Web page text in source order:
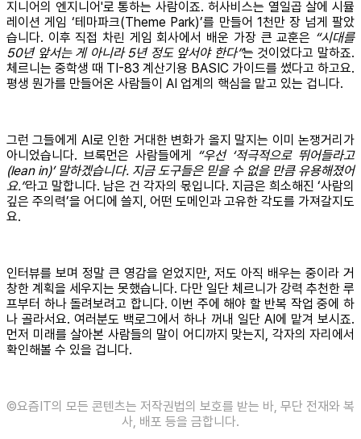
지니어의 엔지니어'로 통하는 사람이죠. 허사비스는 열일곱 살에 시뮬
레이션 게임 ‘테마파크(Theme Park)’를 만들어 1천만 장 넘게 팔았
습니다. 이후 직접 차린 게임 회사에서 배운 가장 큰 교훈은 “시대를
50년 앞서는 게 아니라 5년 정도 앞서야 한다”는 것이었다고 말하죠.
체르니는 중학생 때 TI-83 계산기용 BASIC 가이드를 썼다고 하고요.
평생 뭔가를 만들어온 사람들이 AI 업계의 핵심을 맡고 있는 겁니다.
그런 그들에게 AI로 인한 거대한 변화가 올지 말지는 이미 논쟁거리가
아니었습니다. 브록먼은 사람들에게 “우선 ‘적극적으로 뛰어들라고
(lean in)’ 말하겠습니다. 지금 도구들은 믿을 수 없을 만큼 유용해졌어
요.”라고 말합니다. 남은 건 각자의 몫입니다. 지금은 희소해진 ‘사람의
깊은 주의력’을 어디에 쓸지, 어떤 도메인과 고유한 각도를 가져갈지도
요.
인터뷰를 보며 정말 큰 영감을 얻었지만, 저도 아직 배우는 중이라 거
창한 계획을 세우지는 못했습니다. 다만 일단 체르니가 강력 추천한 루
프부터 하나 돌려보려고 합니다. 이번 주에 해야 할 반복 작업 중에 하
나 골라서요. 여러분도 백로그에서 하나 꺼내 일단 AI에 맡겨 보시죠.
먼저 미래를 살아본 사람들의 말이 어디까지 맞는지, 각자의 자리에서
확인해볼 수 있을 겁니다.
©️요즘IT의 모든 콘텐츠는 저작권법의 보호를 받는 바, 무단 전재와 복
사, 배포 등을 금합니다.